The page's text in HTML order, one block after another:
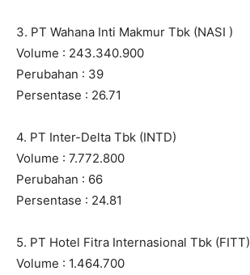
3. PT Wahana Inti Makmur Tbk (NASI )
Volume : 243.340.900
Perubahan : 39
Persentase : 26.71
4. PT Inter-Delta Tbk (INTD)
Volume : 7.772.800
Perubahan : 66
Persentase : 24.81
5. PT Hotel Fitra Internasional Tbk (FITT)
Volume : 1.464.700